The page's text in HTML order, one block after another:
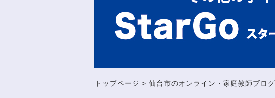
トップページ 仙台市のオンライン・家庭教師ブログ